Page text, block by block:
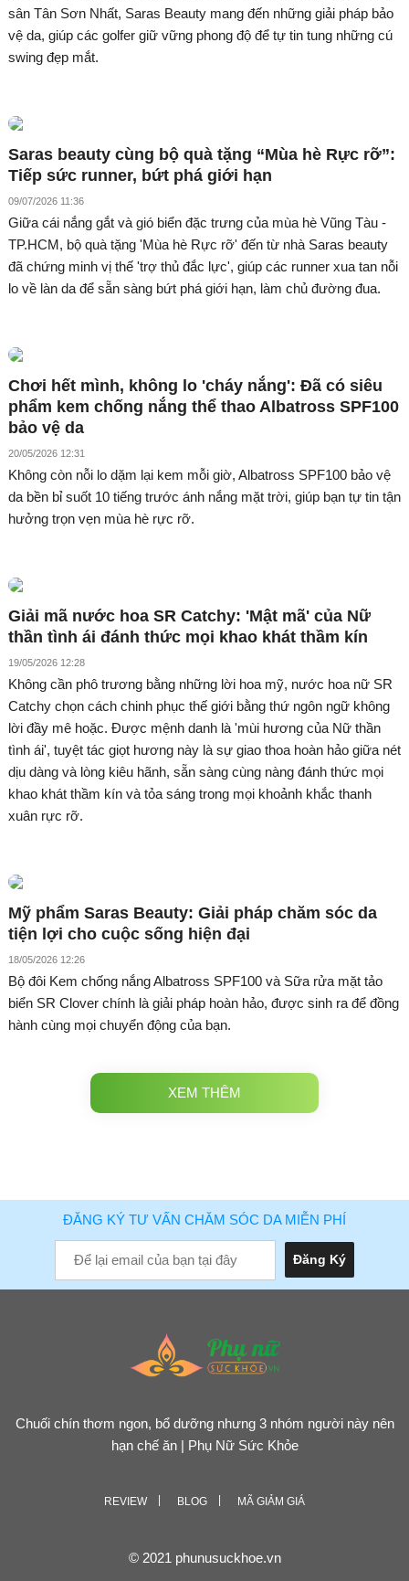
sân Tân Sơn Nhất, Saras Beauty mang đến những giải pháp bảo
vệ da, giúp các golfer giữ vững phong độ để tự tin tung những cú
swing đẹp mắt.
Saras beauty cùng bộ quà tặng “Mùa hè Rực rỡ”:
Tiếp sức runner, bứt phá giới hạn
09/07/2026 11:36
Giữa cái nắng gắt và gió biển đặc trưng của mùa hè Vũng Tàu -
TP.HCM, bộ quà tặng 'Mùa hè Rực rỡ' đến từ nhà Saras beauty
đã chứng minh vị thế 'trợ thủ đắc lực', giúp các runner xua tan nỗi
lo về làn da để sẵn sàng bứt phá giới hạn, làm chủ đường đua.
Chơi hết mình, không lo 'cháy nắng': Đã có siêu
phẩm kem chống nắng thể thao Albatross SPF100
bảo vệ da
20/05/2026 12:31
Không còn nỗi lo dặm lại kem mỗi giờ, Albatross SPF100 bảo vệ
da bền bỉ suốt 10 tiếng trước ánh nắng mặt trời, giúp bạn tự tin tận
hưởng trọn vẹn mùa hè rực rỡ.
Giải mã nước hoa SR Catchy: 'Mật mã' của Nữ
thần tình ái đánh thức mọi khao khát thầm kín
19/05/2026 12:28
Không cần phô trương bằng những lời hoa mỹ, nước hoa nữ SR
Catchy chọn cách chinh phục thế giới bằng thứ ngôn ngữ không
lời đầy mê hoặc. Được mệnh danh là 'mùi hương của Nữ thần
tình ái', tuyệt tác giọt hương này là sự giao thoa hoàn hảo giữa nét
dịu dàng và lòng kiêu hãnh, sẵn sàng cùng nàng đánh thức mọi
khao khát thầm kín và tỏa sáng trong mọi khoảnh khắc thanh
xuân rực rỡ.
Mỹ phẩm Saras Beauty: Giải pháp chăm sóc da
tiện lợi cho cuộc sống hiện đại
18/05/2026 12:26
Bộ đôi Kem chống nắng Albatross SPF100 và Sữa rửa mặt tảo
biển SR Clover chính là giải pháp hoàn hảo, được sinh ra để đồng
hành cùng mọi chuyển động của bạn.
XEM THÊM
ĐĂNG KÝ TƯ VẤN CHĂM SÓC DA MIỄN PHÍ
Chuối chín thơm ngon, bổ dưỡng nhưng 3 nhóm người này nên
hạn chế ăn | Phụ Nữ Sức Khỏe
REVIEW BLOG MÃ GIẢM GIÁ
© 2021 phunusuckhoe.vn